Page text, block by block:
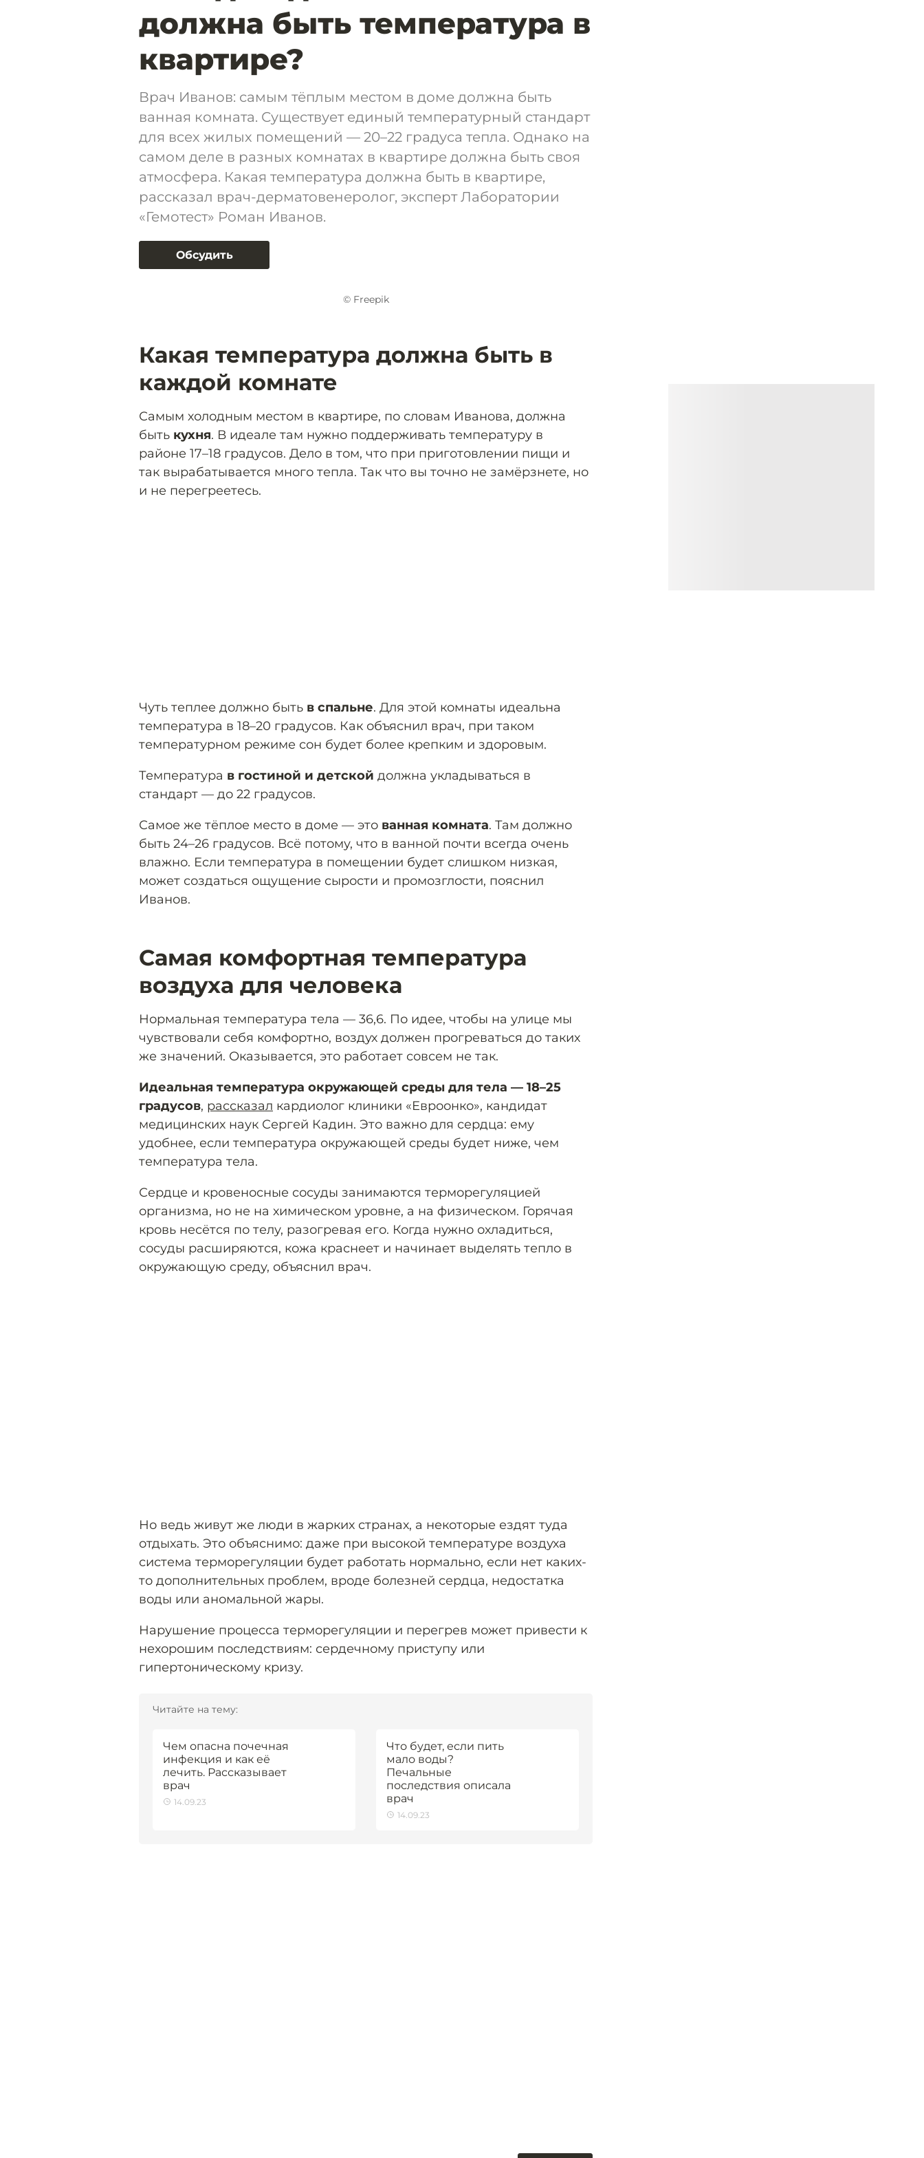
должна быть температура в
квартире?
Врач Иванов: самым тёплым местом в доме должна быть
ванная комната. Существует единый температурный стандарт
для всех жилых помещений — 20–22 градуса тепла. Однако на
самом деле в разных комнатах в квартире должна быть своя
атмосфера. Какая температура должна быть в квартире,
рассказал врач-дерматовенеролог, эксперт Лаборатории
«Гемотест» Роман Иванов.
Обсудить
© Freepik
Какая температура должна быть в
каждой комнате
Самым холодным местом в квартире, по словам Иванова, должна
быть кухня. В идеале там нужно поддерживать температуру в
районе 17–18 градусов. Дело в том, что при приготовлении пищи и
так вырабатывается много тепла. Так что вы точно не замёрзнете, но
и не перегреетесь.
Чуть теплее должно быть в спальне. Для этой комнаты идеальна
температура в 18–20 градусов. Как объяснил врач, при таком
температурном режиме сон будет более крепким и здоровым.
Температура в гостиной и детской должна укладываться в
стандарт — до 22 градусов.
Самое же тёплое место в доме — это ванная комната. Там должно
быть 24–26 градусов. Всё потому, что в ванной почти всегда очень
влажно. Если температура в помещении будет слишком низкая,
может создаться ощущение сырости и промозглости, пояснил
Иванов.
Самая комфортная температура
воздуха для человека
Нормальная температура тела — 36,6. По идее, чтобы на улице мы
чувствовали себя комфортно, воздух должен прогреваться до таких
же значений. Оказывается, это работает совсем не так.
Идеальная температура окружающей среды для тела — 18–25
градусов, рассказал кардиолог клиники «Евроонко», кандидат
медицинских наук Сергей Кадин. Это важно для сердца: ему
удобнее, если температура окружающей среды будет ниже, чем
температура тела.
Сердце и кровеносные сосуды занимаются терморегуляцией
организма, но не на химическом уровне, а на физическом. Горячая
кровь несётся по телу, разогревая его. Когда нужно охладиться,
сосуды расширяются, кожа краснеет и начинает выделять тепло в
окружающую среду, объяснил врач.
Но ведь живут же люди в жарких странах, а некоторые ездят туда
отдыхать. Это объяснимо: даже при высокой температуре воздуха
система терморегуляции будет работать нормально, если нет каких-
то дополнительных проблем, вроде болезней сердца, недостатка
воды или аномальной жары.
Нарушение процесса терморегуляции и перегрев может привести к
нехорошим последствиям: сердечному приступу или
гипертоническому кризу.
Читайте на тему:
Чем опасна почечная
инфекция и как её
лечить. Рассказывает
врач
14.09.23
Что будет, если пить
мало воды?
Печальные
последствия описала
врач
14.09.23